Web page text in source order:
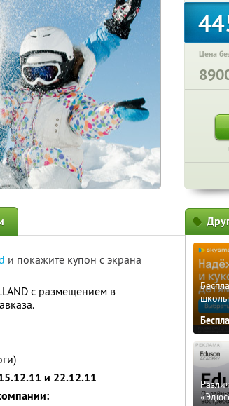
Цена
и покажите купон с экрана
с размещением в
и 22.12.11